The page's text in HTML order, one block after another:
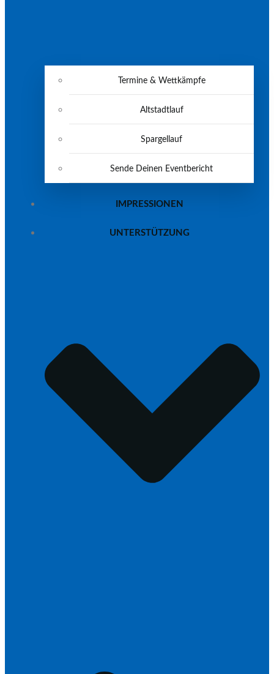
Termine & Wettkämpfe
Altstadtlauf
Spargellauf
Sende Deinen Eventbericht
IMPRESSIONEN
UNTERSTÜTZUNG